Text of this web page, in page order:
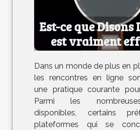
Est-ce que Disons
est vraiment
pour les
Dans un monde de plus en
les rencontres en ligne
une pratique courante
Parmi les
disponibles, certains
plateformes qui se